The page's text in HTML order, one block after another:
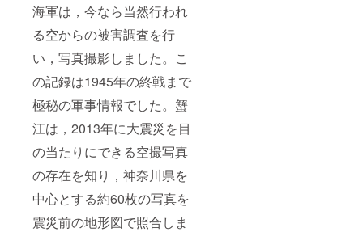
海軍は，今なら当然行われ
る空からの被害調査を行
い，写真撮影しました。こ
の記録は1945年の終戦まで
極秘の軍事情報でした。蟹
江は，2013年に大震災を目
の当たりにできる空撮写真
の存在を知り，神奈川県を
中心とする約60枚の写真を
震災前の地形図で照合しま